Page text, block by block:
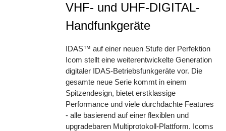
VHF- und UHF-DIGITAL-
Handfunkgeräte
IDAS™ auf einer neuen Stufe der Perfektion
Icom stellt eine weiterentwickelte Generation
digitaler IDAS-Betriebsfunkgeräte vor. Die
gesamte neue Serie kommt in einem
Spitzendesign, bietet erstklassige
Performance und viele durchdachte Features
- alle basierend auf einer flexiblen und
upgradebaren Multiprotokoll-Plattform. Icoms